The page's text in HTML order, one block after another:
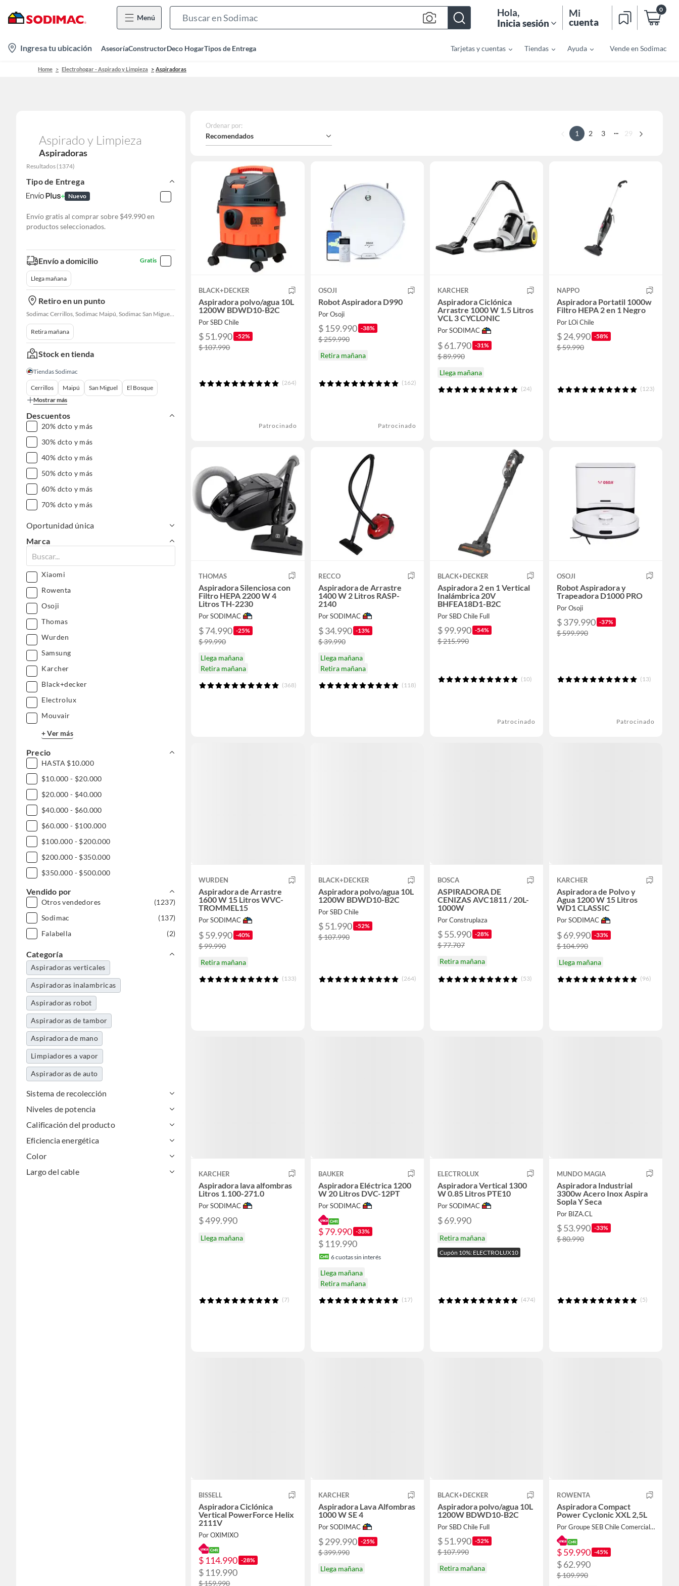
Menú
Bar
Hola,
Inicia sesión
Mi
cuenta
0
location-
icon
Ingresa tu ubicación AsesoríaConstructorDeco HogarTipos de Entrega Tarjetas y cuentas Tiendas Ayuda Vende en Sodimac
Home Electrohogar - Aspirado y Limpieza Aspiradoras
Aspirado y Limpieza
Aspiradoras
Resultados (1374)
Tipo de Entrega
Nuevo
Envío gratis al comprar sobre $49.990 en
productos seleccionados.
Envío a domicilio Gratis
Llega mañana
Retiro en un punto
Sodimac Cerrillos, Sodimac Maipú, Sodimac San Miguel, Sodimac El Bosque, Sodimac San Bernardo, Constructor Cantagallo, Sodimac Talagante, Sodimac San Fernando
Retira mañana
Stock en tienda
Tiendas Sodimac
Cerrillos Maipú San Miguel
El Bosque
Mostrar más
Descuentos
20% dcto y más
30% dcto y más
40% dcto y más
50% dcto y más
60% dcto y más
70% dcto y más
Oportunidad única
Marca
Xiaomi
Rowenta
Osoji
Thomas
Wurden
Samsung
Karcher
Black+decker
Electrolux
Mouvair
+ Ver más
Precio
HASTA $10.000
$10.000 - $20.000
$20.000 - $40.000
$40.000 - $60.000
$60.000 - $100.000
$100.000 - $200.000
$200.000 - $350.000
$350.000 - $500.000
$500.000 - $1.000.000
DESDE $1.000.000
Vendido por
Otros vendedores
(1237)
Sodimac
(137)
Falabella
(2)
Categoría
Aspiradoras verticales
Aspiradoras inalambricas
Aspiradoras robot
Aspiradoras de tambor
Aspiradora de mano
Limpiadores a vapor
Aspiradoras de auto
Accesorios y repuestos
Aspiradoras industriales
Sistema de recolección
Niveles de potencia
Calificación del producto
Eficiencia energética
Color
Largo del cable
Ordenar por:
Recomendados 1 2 3 ... 29
BLACK+DECKER
Aspiradora polvo/agua 10L
1200W BDWD10-B2C
Por SBD Chile
$ 51.990 -52%
$ 107.990
(264)
Patrocinado
OSOJI
Robot Aspiradora D990
Por Osoji
$ 159.990 -38%
$ 259.990
Retira mañana
(162)
Patrocinado
KARCHER
Aspiradora Ciclónica
Arrastre 1000 W 1.5 Litros
VCL 3 CYCLONIC
Por SODIMAC
$ 61.790 -31%
$ 89.990
Llega mañana
(24)
NAPPO
Aspiradora Portatil 1000w
Filtro HEPA 2 en 1 Negro
Por LOi Chile
$ 24.990 -58%
$ 59.990
(123)
THOMAS
Aspiradora Silenciosa con
Filtro HEPA 2200 W 4
Litros TH-2230
Por SODIMAC
$ 74.990 -25%
$ 99.990
Llega mañana
Retira mañana
(368)
RECCO
Aspiradora de Arrastre
1400 W 2 Litros RASP-
2140
Por SODIMAC
$ 34.990 -13%
$ 39.990
Llega mañana
Retira mañana
(118)
BLACK+DECKER
Aspiradora 2 en 1 Vertical
Inalámbrica 20V
BHFEA18D1-B2C
Por SBD Chile Full
$ 99.990 -54%
$ 215.990
(10)
Patrocinado
OSOJI
Robot Aspiradora y
Trapeadora D1000 PRO
Por Osoji
$ 379.990 -37%
$ 599.990
(13)
Patrocinado
WURDEN
Aspiradora de Arrastre
1600 W 15 Litros WVC-
TROMMEL15
Por SODIMAC
$ 59.990 -40%
$ 99.990
Retira mañana
(133)
BLACK+DECKER
Aspiradora polvo/agua 10L
1200W BDWD10-B2C
Por SBD Chile
$ 51.990 -52%
$ 107.990
(264)
BOSCA
ASPIRADORA DE
CENIZAS AVC1811 / 20L-
1000W
Por Construplaza
$ 55.990 -28%
$ 77.707
Retira mañana
(53)
KARCHER
Aspiradora de Polvo y
Agua 1200 W 15 Litros
WD1 CLASSIC
Por SODIMAC
$ 69.990 -33%
$ 104.990
Llega mañana
(96)
KARCHER
Aspiradora lava alfombras
Litros 1.100-271.0
Por SODIMAC
$ 499.990
Llega mañana
(7)
BAUKER
Aspiradora Eléctrica 1200
W 20 Litros DVC-12PT
Por SODIMAC
$ 79.990 -33%
$ 119.990
6cuotas sin interés
Llega mañana
Retira mañana
(17)
ELECTROLUX
Aspiradora Vertical 1300
W 0.85 Litros PTE10
Por SODIMAC
$ 69.990
Retira mañana
Cupón 10%: ELECTROLUX10
(474)
MUNDO MAGIA
Aspiradora Industrial
3300w Acero Inox Aspira
Sopla Y Seca
Por BIZA.CL
$ 53.990 -33%
$ 80.990
(5)
BISSELL
Aspiradora Ciclónica
Vertical PowerForce Helix
2111V
Por OXIMIXO
$ 114.990 -28%
$ 119.990
$ 159.990
KARCHER
Aspiradora Lava Alfombras
1000 W SE 4
Por SODIMAC
$ 299.990 -25%
$ 399.990
Llega mañana
BLACK+DECKER
Aspiradora polvo/agua 10L
1200W BDWD10-B2C
Por SBD Chile Full
$ 51.990 -52%
$ 107.990
Retira mañana
ROWENTA
Aspiradora Compact
Power Cyclonic XXL 2,5L
Por Groupe SEB Chile Comercial Limitada
$ 59.990 -45%
$ 62.990
$ 109.990